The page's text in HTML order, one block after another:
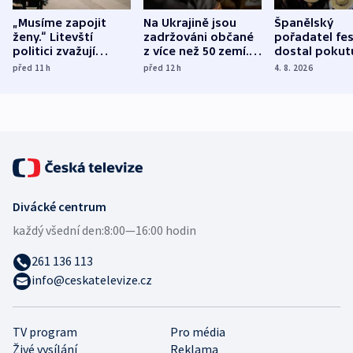
„Musíme zapojit
ženy.“ Litevští
politici zvažují
dohodu o
před 11h
Na Ukrajině jsou
zadržováni občané
z více než 50 zemí.
Bojovali na straně
před 12h
Španělský
pořadatel
dostal
nekalé
4. 8. 2026
TV program
Pro média
Živé vysílání
Reklama
Divácké centrum
každý všední den:8:00—16:00 hodin
261 136 113
info@ceskatelevize.cz